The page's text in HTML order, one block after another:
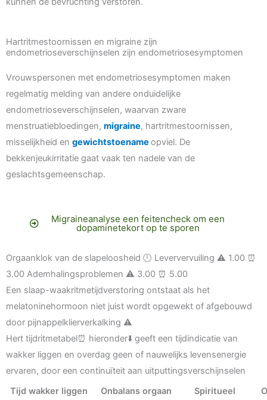
Hartritmestoornissen en migraine zijn
endometrioseverschijnselen zijn endometriosesymptomen
Vrouwspersonen met endometriosesymptomen maken
regelmatig melding van andere onduidelijke
endometrioseverschijnselen, waarvan zware
menstruatiebloedingen, migraine, hartritmestoornissen,
misselijkheid en gewichtstoename opviel. De
bekkenjeukirritatie gaat vaak ten nadele van de
geslachtsgemeenschap.
Migraineanalyse een feitencheck om een
dopaminetekort op te sporen
Orgaanklok van de slapeloosheid 🕛 Leververvuiling ⚠️ 1.00 ⏰
3.00 Ademhalingsproblemen ⚠️ 3.00 ⏰ 5.00
Een slaap-waakritmetijdverstoring ontstaat als het
melatoninehormoon niet juist wordt opgewekt of afgebouwd
door pijnappelklierverkalking ⚠️
Hert tijdritmetabel⏰ hieronder⬇️ geeft een tijdindicatie van
wakker liggen en overdag geen of nauwelijks levensenergie
ervaren, door een continuïteit aan uitputtingsverschijnselen
Tijd wakker liggen
Onbalans orgaan Spiritueel